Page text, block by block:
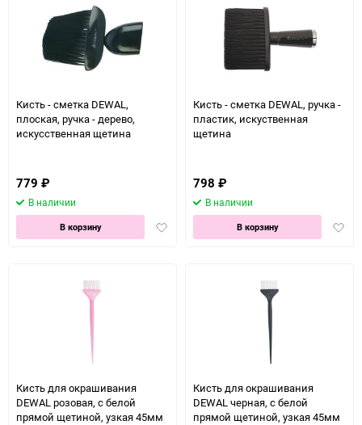
Кисть - сметка DEWAL,
плоская, ручка - дерево,
искусственная щетина
779 ₽
В наличии
Добавить
В корзину
Кисть - сметка DEWAL, ручка -
пластик, искуственная
щетина
798 ₽
В наличии
В корзину
Кисть для окрашивания
DEWAL розовая, с белой
прямой щетиной, узкая 45мм
Кисть для окрашивания
DEWAL черная, с белой
прямой щетиной, узкая 45мм